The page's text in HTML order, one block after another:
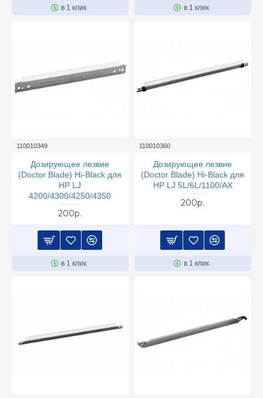
в 1 клик в 1 клик
110010349
Дозирующее лезвие
(Doctor Blade) Hi-Black для
HP LJ
4200/4300/4250/4350
200р.
в 1 клик
110010360
Дозирующее лезвие
(Doctor Blade) Hi-Black для
HP LJ 5L/6L/1100/AX
200р.
в 1 клик